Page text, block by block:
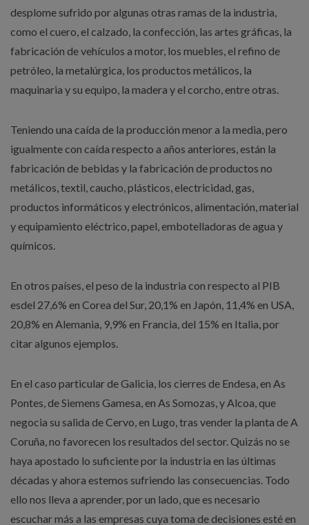
desplome sufrido por algunas otras ramas de la industria,
como el cuero, el calzado, la confección, las artes gráficas, la
fabricación de vehículos a motor, los muebles, el refino de
petróleo, la metalúrgica, los productos metálicos, la
maquinaria y su equipo, la madera y el corcho, entre otras.
Teniendo una caída de la producción menor a la media, pero
igualmente con caída respecto a años anteriores, están la
fabricación de bebidas y la fabricación de productos no
metálicos, textil, caucho, plásticos, electricidad, gas,
productos informáticos y electrónicos, alimentación, material
y equipamiento eléctrico, papel, embotelladoras de agua y
químicos.
En otros países, el peso de la industria con respecto al PIB
esdel 27,6% en Corea del Sur, 20,1% en Japón, 11,4% en USA,
20,8% en Alemania, 9,9% en Francia, del 15% en Italia, por
citar algunos ejemplos.
En el caso particular de Galicia, los cierres de Endesa, en As
Pontes, de Siemens Gamesa, en As Somozas, y Alcoa, que
negocia su salida de Cervo, en Lugo, tras vender la planta de A
Coruña, no favorecen los resultados del sector. Quizás no se
haya apostado lo suficiente por la industria en las últimas
décadas y ahora estemos sufriendo las consecuencias. Todo
ello nos lleva a aprender, por un lado, que es necesario
escuchar más a las empresas cuya toma de decisiones esté en